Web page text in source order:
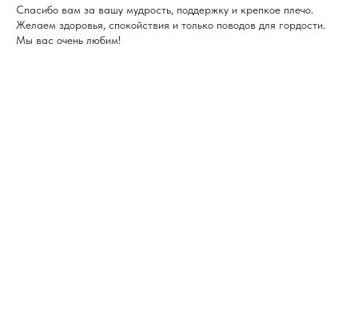
Спасибо вам за вашу мудрость, поддержку и крепкое плечо.
Желаем здоровья, спокойствия и только поводов для гордости.
Мы вас очень любим!